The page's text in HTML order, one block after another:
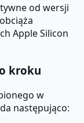
od wersji
Apple Silicon
kroku
w
następująco: